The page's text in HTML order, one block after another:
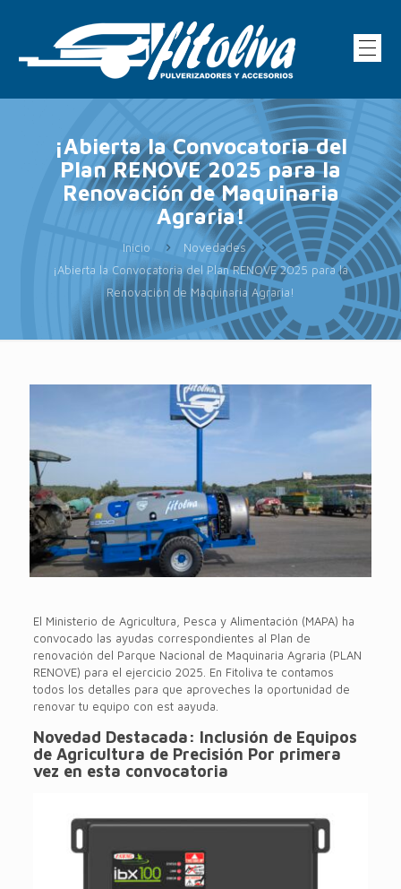
¡Abierta la Convocatoria del
Plan RENOVE 2025 para la
Renovación de Maquinaria
Agraria!
Inicio
Novedades
¡Abierta la Convocatoria del Plan RENOVE 2025 para la
Renovación de Maquinaria Agraria!
El Ministerio de Agricultura, Pesca y Alimentación (MAPA) ha
convocado las ayudas correspondientes al Plan de
renovación del Parque Nacional de Maquinaria Agraria (PLAN
RENOVE) para el ejercicio 2025. En Fitoliva te contamos
todos los detalles para que aproveches la oportunidad de
renovar tu equipo con est aayuda.
Novedad Destacada: Inclusión de Equipos
de Agricultura de Precisión Por primera
vez en esta convocatoria